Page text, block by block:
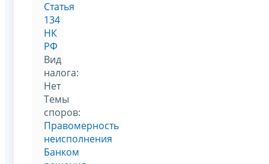
Статья
134
НК
РФ
Вид
налога:
Нет
Темы
споров:
Правомерность
неисполнения
Банком